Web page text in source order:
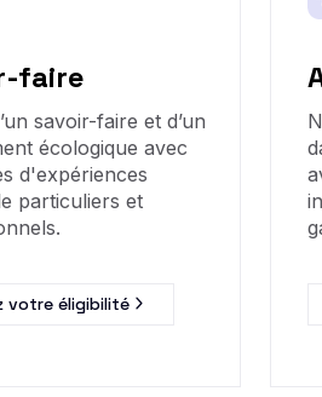
faire
savoir-faire et d’un
écologique avec
d'expériences
particuliers et
votre éligibilité